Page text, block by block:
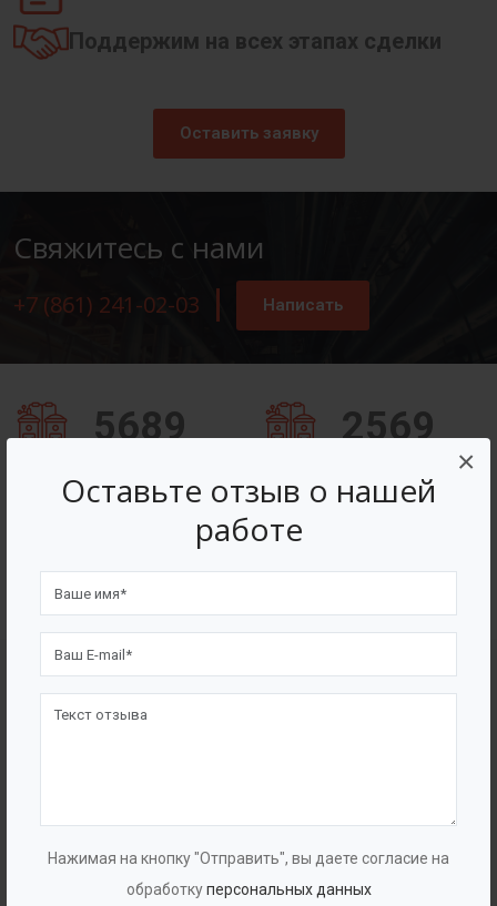
Оставьте отзыв о нашей
работе
Нажимая на кнопку "Отправить", вы даете согласие на
обработкуперсональных данных
×
Поддержим на всех этапах сделки
Оставить заявку
Свяжитесь с нами
+7 (861) 241-02-03 Написать
5689 2569
Счастливых клиентов
Сертификаты